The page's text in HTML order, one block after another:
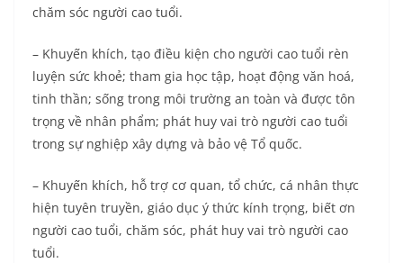
chăm sóc người cao tuổi.
– Khuyến khích, tạo điều kiện cho người cao tuổi rèn
luyện sức khoẻ; tham gia học tập, hoạt động văn hoá,
tinh thần; sống trong môi trường an toàn và được tôn
trọng về nhân phẩm; phát huy vai trò người cao tuổi
trong sự nghiệp xây dựng và bảo vệ Tổ quốc.
– Khuyến khích, hỗ trợ cơ quan, tổ chức, cá nhân thực
hiện tuyên truyền, giáo dục ý thức kính trọng, biết ơn
người cao tuổi, chăm sóc, phát huy vai trò người cao
tuổi.